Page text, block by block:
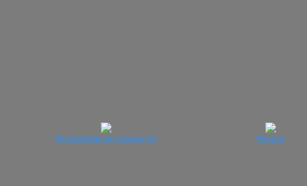
Волшебник из страны Оз Фильм